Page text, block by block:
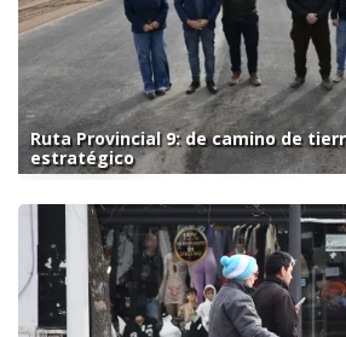
Ruta Provincial 9: de camino de
estratégico